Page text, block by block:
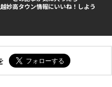
越妙高タウン情報にいいね！しよう